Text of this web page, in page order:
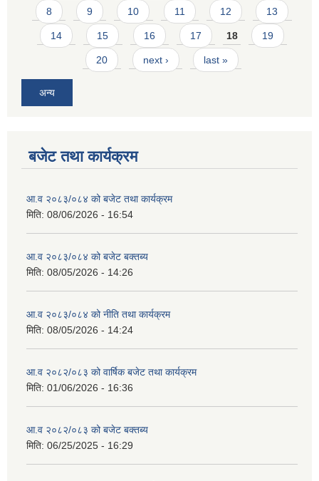
8 9 10 11 12 13
14 15 16 17 18 19
20 next › last »
अन्य
बजेट तथा कार्यक्रम
आ.व २०८३/०८४ को बजेट तथा कार्यक्रम
मिति: 08/06/2026 - 16:54
आ.व २०८३/०८४ को बजेट बक्तब्य
मिति: 08/05/2026 - 14:26
आ.व २०८३/०८४ को नीति तथा कार्यक्रम
मिति: 08/05/2026 - 14:24
आ.व २०८२/०८३ को वार्षिक बजेट तथा कार्यक्रम
मिति: 01/06/2026 - 16:36
आ.व २०८२/०८३ को बजेट बक्तब्य
मिति: 06/25/2025 - 16:29